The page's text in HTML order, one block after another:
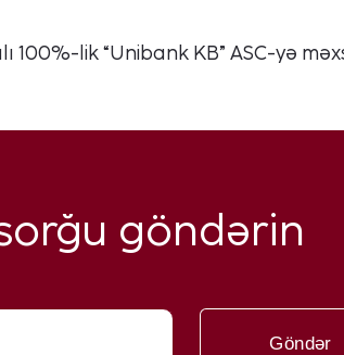
lik “Unibank KB” ASC-yə
göndərin
Göndər